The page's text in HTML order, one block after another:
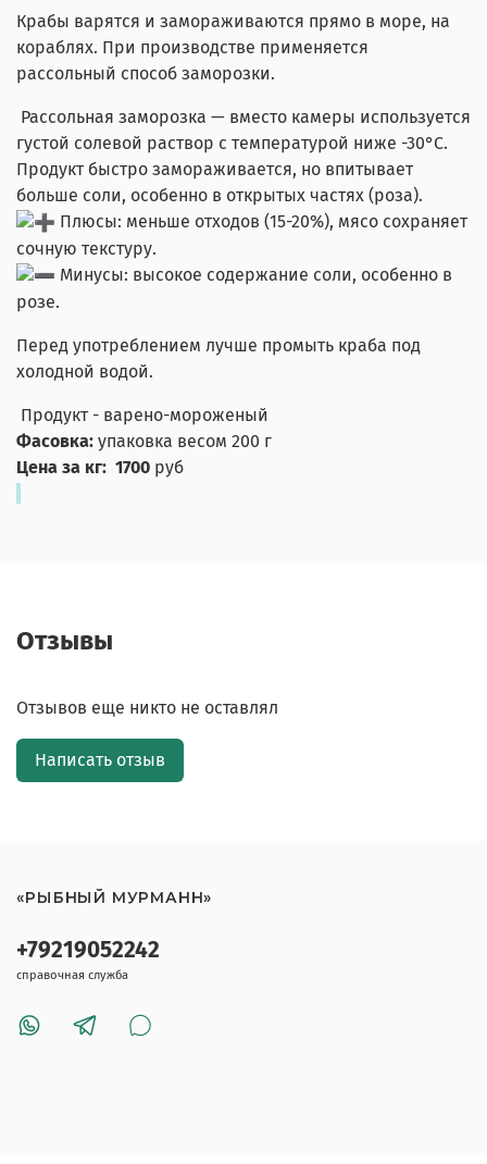
Крабы варятся и замораживаются прямо в море, на
кораблях. При производстве применяется
рассольный способ заморозки.
Рассольная заморозка — вместо камеры используется
густой солевой раствор с температурой ниже -30°C.
Продукт быстро замораживается, но впитывает
больше соли, особенно в открытых частях (роза).
Плюсы: меньше отходов (15-20%), мясо сохраняет
сочную текстуру.
Минусы: высокое содержание соли, особенно в
розе.
Перед употреблением лучше промыть краба под
холодной водой.
Продукт - варено-мороженый
Фасовка: упаковка весом 200 г
Цена за кг: 1700 руб
Отзывы
Отзывов еще никто не оставлял
Написать отзыв
+79219052242
справочная служба
«РЫБНЫЙ МУРМАНН»